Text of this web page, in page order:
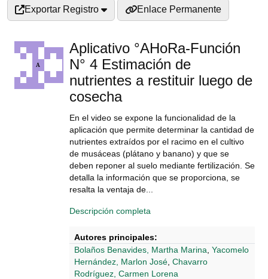
Exportar Registro Enlace Permanente
Aplicativo °AHoRa-Función
N° 4 Estimación de
nutrientes a restituir luego de
cosecha
En el video se expone la funcionalidad de la
aplicación que permite determinar la cantidad de
nutrientes extraídos por el racimo en el cultivo
de musáceas (plátano y banano) y que se
deben reponer al suelo mediante fertilización. Se
detalla la información que se proporciona, se
resalta la ventaja de...
Descripción completa
Autores principales:
Bolaños Benavides, Martha Marina Yacomelo
Hernández, Marlon José Chavarro
Rodríguez, Carmen Lorena